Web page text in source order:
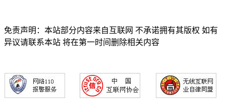
免责声明：本站部分内容来自互联网 不承诺拥有其版权 如有
异议请联系本站 将在第一时间删除相关内容